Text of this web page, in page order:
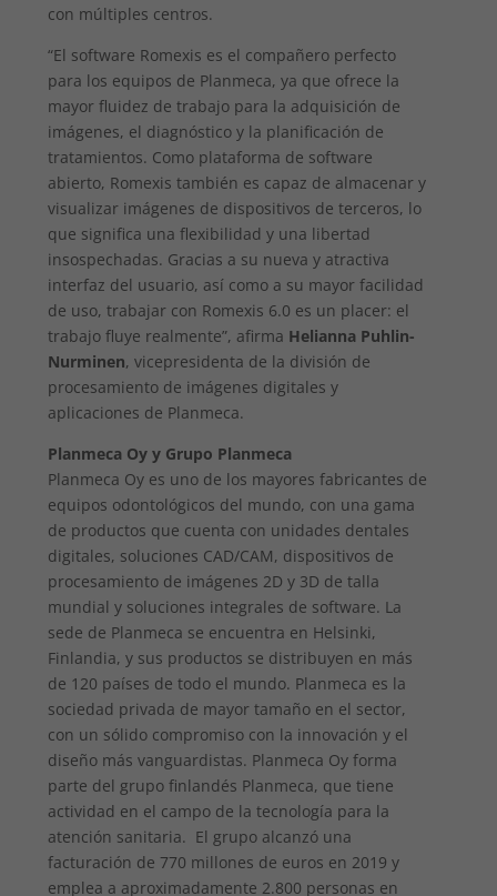
con múltiples centros.
“El software Romexis es el compañero perfecto
para los equipos de Planmeca, ya que ofrece la
mayor fluidez de trabajo para la adquisición de
imágenes, el diagnóstico y la planificación de
tratamientos. Como plataforma de software
abierto, Romexis también es capaz de almacenar y
visualizar imágenes de dispositivos de terceros, lo
que significa una flexibilidad y una libertad
insospechadas. Gracias a su nueva y atractiva
interfaz del usuario, así como a su mayor facilidad
de uso, trabajar con Romexis 6.0 es un placer: el
trabajo fluye realmente”, afirma Helianna Puhlin-
Nurminen, vicepresidenta de la división de
procesamiento de imágenes digitales y
aplicaciones de Planmeca.
Planmeca Oy y Grupo Planmeca
Planmeca Oy es uno de los mayores fabricantes de
equipos odontológicos del mundo, con una gama
de productos que cuenta con unidades dentales
digitales, soluciones CAD/CAM, dispositivos de
procesamiento de imágenes 2D y 3D de talla
mundial y soluciones integrales de software. La
sede de Planmeca se encuentra en Helsinki,
Finlandia, y sus productos se distribuyen en más
de 120 países de todo el mundo. Planmeca es la
sociedad privada de mayor tamaño en el sector,
con un sólido compromiso con la innovación y el
diseño más vanguardistas. Planmeca Oy forma
parte del grupo finlandés Planmeca, que tiene
actividad en el campo de la tecnología para la
atención sanitaria. El grupo alcanzó una
facturación de 770 millones de euros en 2019 y
emplea a aproximadamente 2.800 personas en